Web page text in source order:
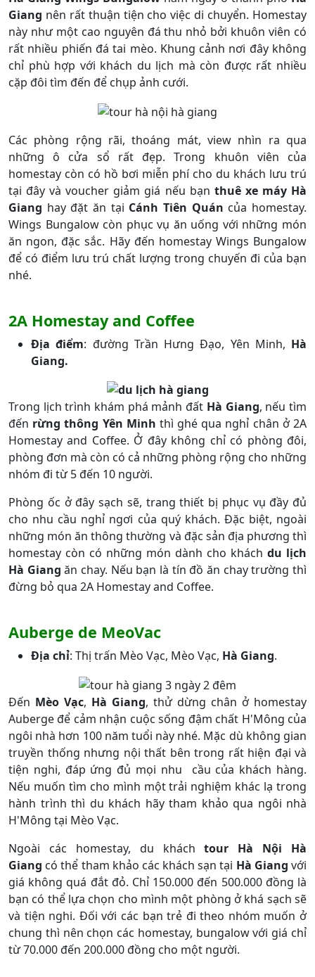
Giang nên rất thuận tiện cho việc di chuyển. Homestay
này như một cao nguyên đá thu nhỏ bởi khuôn viên có
rất nhiều phiến đá tai mèo. Khung cảnh nơi đây không
chỉ phù hợp với khách du lịch mà còn được rất nhiều
cặp đôi tìm đến để chụp ảnh cưới.
Các phòng rộng rãi, thoáng mát, view nhìn ra qua
những ô cửa sổ rất đẹp. Trong khuôn viên của
homestay còn có hồ bơi miễn phí cho du khách lưu trú
tại đây và voucher giảm giá nếu bạn thuê xe máy Hà
Giang hay đặt ăn tại Cánh Tiên Quán của homestay.
Wings Bungalow còn phục vụ ăn uống với những món
ăn ngon, đặc sắc. Hãy đến homestay Wings Bungalow
để có điểm lưu trú chất lượng trong chuyến đi của bạn
nhé.
2A Homestay and Coffee
Địa điểm: đường Trần Hưng Đạo, Yên Minh, Hà
Giang.
Trong lịch trình khám phá mảnh đất Hà Giang, nếu tìm
đến rừng thông Yên Minh thì ghé qua nghỉ chân ở 2A
Homestay and Coffee. Ở đây không chỉ có phòng đôi,
phòng đơn mà còn có cả những phòng rộng cho những
nhóm đi từ 5 đến 10 người.
Phòng ốc ở đây sạch sẽ, trang thiết bị phục vụ đầy đủ
cho nhu cầu nghỉ ngơi của quý khách. Đặc biệt, ngoài
những món ăn thông thường và đặc sản địa phương thì
homestay còn có những món dành cho khách du lịch
Hà Giangăn chay. Nếu bạn là tín đồ ăn chay trường thì
đừng bỏ qua 2A Homestay and Coffee.
Auberge de MeoVac
Địa chỉ: Thị trấn Mèo Vạc, Mèo Vạc, Hà Giang.
Đến Mèo Vạc, Hà Giang, thử dừng chân ở homestay
Auberge để cảm nhận cuộc sống đậm chất H'Mông của
ngôi nhà hơn 100 năm tuổi này nhé. Mặc dù không gian
truyền thống nhưng nội thất bên trong rất hiện đại và
tiện nghi, đáp ứng đủ mọi nhu cầu của khách hàng.
Nếu muốn tìm cho mình một trải nghiệm khác lạ trong
hành trình thì du khách hãy tham khảo qua ngôi nhà
H'Mông tại Mèo Vạc.
Ngoài các homestay, du kháchtour Hà Nội Hà
Giang có thể tham khảo các khách sạn tại Hà Giang với
giá không quá đắt đỏ. Chỉ 150.000 đến 500.000 đồng là
bạn có thể lựa chọn cho mình một phòng ở khá sạch sẽ
và tiện nghi. Đối với các bạn trẻ đi theo nhóm muốn ở
chung thì nên chọn các homestay, bungalow với giá chỉ
từ 70.000 đến 200.000 đồng cho một người.